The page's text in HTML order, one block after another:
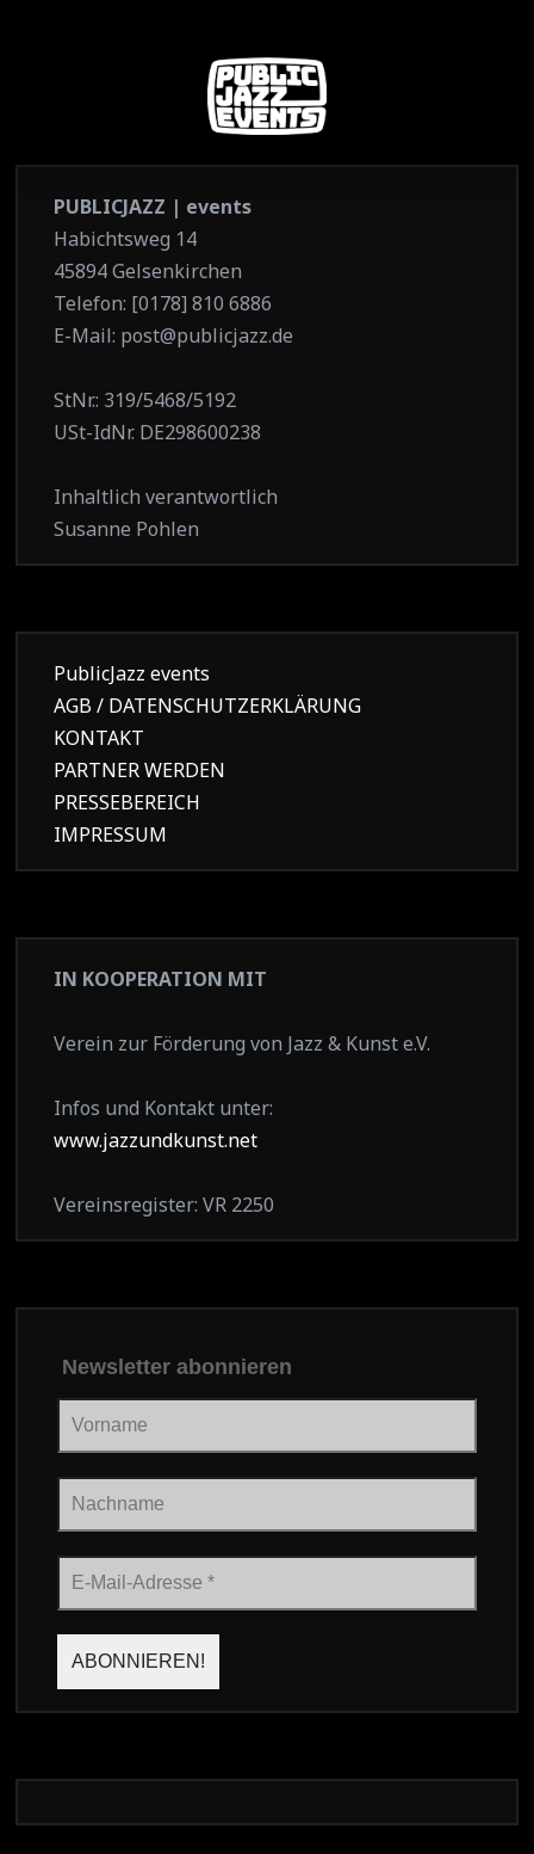
PUBLICJAZZ | events
Habichtsweg 14
45894 Gelsenkirchen
Telefon: [0178] 810 6886
E-Mail: post@publicjazz.de
StNr.: 319/5468/5192
USt-IdNr. DE298600238
Inhaltlich verantwortlich
Susanne Pohlen
PublicJazz events
AGB / DATENSCHUTZERKLÄRUNG
KONTAKT
PARTNER WERDEN
PRESSEBEREICH
IMPRESSUM
IN KOOPERATION MIT
Verein zur Förderung von Jazz & Kunst e.V.
Infos und Kontakt unter:
www.jazzundkunst.net
Vereinsregister: VR 2250
Newsletter abonnieren
Vorname
Nachname
E-
Mail-
Adresse